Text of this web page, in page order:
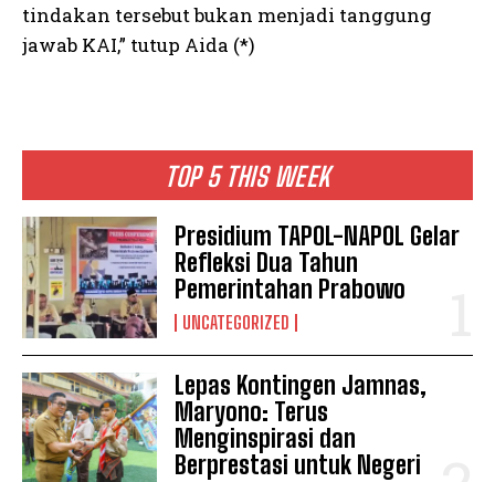
TOP 5 THIS WEEK
Presidium TAPOL-NAPOL Gelar
Refleksi Dua Tahun
Pemerintahan Prabowo
UNCATEGORIZED
Lepas Kontingen Jamnas,
Maryono: Terus
Menginspirasi dan
Berprestasi untuk Negeri
tindakan tersebut bukan menjadi tanggung
jawab KAI,” tutup Aida (*)